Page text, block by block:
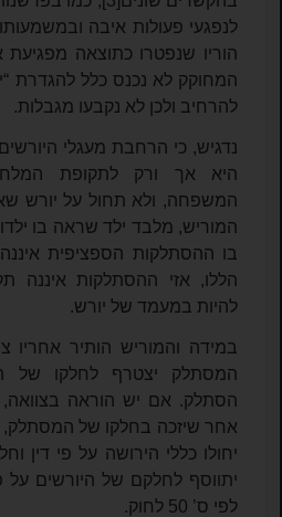
לנפגעי פעולות איבה
המחוקק לא נכנס כלל להגדרת
להרחיב ולכן לא נקבעו מגבלות.
נדגיש, כי הרחבת מעגלי
היא אך ורק לתקופת
המשפחה, ולא תחול על יורש
המוריש, מלבד ילד שראה בו
בו ההסתלקות הספציפית
הללו, אזי ההסתלקות איננה
להיות במעמד של יורש.
במידה והמוריש הותיר אחריו
המסתלק יצטרף לחלקו של
הסתלק. אם יש הוראה
אחר שיזכה בחלקו של המסתלק,
יחולו כללי הירושה על פי דין
יתווסף לחלקם של היורשים על
לפי ס’ 50 לחוק.